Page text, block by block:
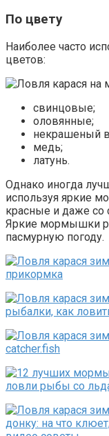
По цвету
Наиболее часто
цветов:
свинцовые;
оловянные;
некрашеный
медь;
латунь.
Однако иногда
используя яркие
красные и даже со
Яркие мормышки
пасмурную погоду.